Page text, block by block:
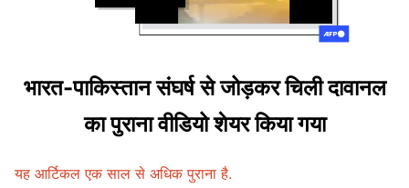
भारत-पाकिस्तान संघर्ष से जोड़कर चिली दावानल
का पुराना वीडियो शेयर किया गया
यह आर्टिकल एक साल से अधिक पुराना है.